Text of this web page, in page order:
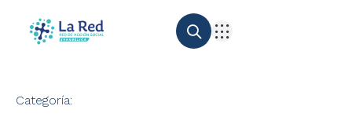
Categoría: